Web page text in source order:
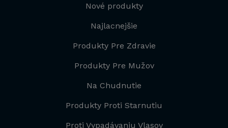
Nové produkty
Najlacnejšie
Produkty Pre Zdravie
Produkty Pre Mužov
Na Chudnutie
Produkty Proti Starnutiu
Proti Vypadávaniu Vlasov